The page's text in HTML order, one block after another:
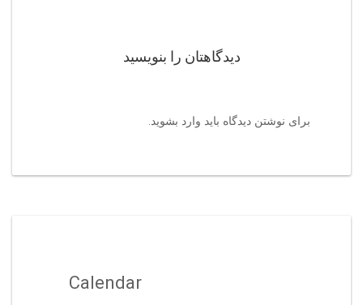
دیدگاهتان را بنویسید
برای نوشتن دیدگاه باید وارد بشوید
Calendar